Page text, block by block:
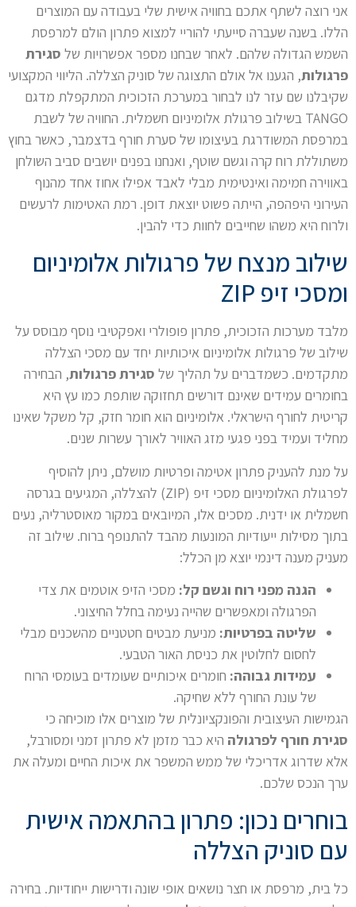
אני רוצה לשתף אתכם בחוויה אישית שלי בעבודה עם המוצרים
הללו. בשנה שעברה סייעתי להוריי למצוא פתרון הולם למרפסת
השמש הגדולה שלהם. לאחר שבחנו מספר אפשרויות של סגירת
פרגולות, הגענו אל אולם התצוגה של סוניק הצללה. הליווי המקצועי
שקיבלנו שם עזר לנו לבחור במערכת הזכוכית המתקפלת מדגם
TANGO בשילוב פרגולת אלומיניום חשמלית. החוויה של לשבת
במרפסת המשודרגת בעיצומו של סערת חורף בדצמבר, כאשר בחוץ
משתוללת רוח קרה וגשם שוטף, ואנחנו בפנים יושבים סביב השולחן
באווירה חמימה ואינטימית מבלי לאבד אפילו אחוז אחד מהנוף
העירוני היפהפה, הייתה פשוט יוצאת דופן. רמת האטימות לרעשים
ולרוח היא משהו שחייבים לחוות כדי להבין.
שילוב מנצח של פרגולות אלומיניום
ומסכי זיפ ZIP
מלבד מערכות הזכוכית, פתרון פופולרי ואפקטיבי נוסף מבוסס על
שילוב של פרגולות אלומיניום איכותיות יחד עם מסכי הצללה
מתקדמים. כשמדברים על תהליך של סגירת פרגולות, הבחירה
בחומרים עמידים שאינם דורשים תחזוקה שותפת כמו עץ היא
קריטית לחורף הישראלי. אלומיניום הוא חומר חזק, קל משקל שאינו
מחליד ועמיד בפני פגעי מזג האוויר לאורך עשרות שנים.
על מנת להעניק פתרון אטימה ופרטיות מושלם, ניתן להוסיף
לפרגולת האלומיניום מסכי זיפ (ZIP) להצללה, המגיעים בגרסה
חשמלית או ידנית. מסכים אלו, המיובאים במקור מאוסטרליה, נעים
בתוך מסילות ייעודיות המונעות מהבד להתנופף ברוח. שילוב זה
מעניק מענה דינמי יוצא מן הכלל:
הגנה מפני רוח וגשם קל: מסכי הזיפ אוטמים את צדי
הפרגולה ומאפשרים שהייה נעימה בחלל החיצוני.
שליטה בפרטיות: מניעת מבטים חטטניים מהשכנים מבלי
לחסום לחלוטין את כניסת האור הטבעי.
עמידות גבוהה: חומרים איכותיים שעומדים בעומסי הרוח
של עונת החורף ללא שחיקה.
הגמישות העיצובית והפונקציונלית של מוצרים אלו מוכיחה כי
סגירת חורף לפרגולה היא כבר מזמן לא פתרון זמני ומסורבל,
אלא שדרוג אדריכלי של ממש המשפר את איכות החיים ומעלה את
ערך הנכס שלכם.
בוחרים נכון: פתרון בהתאמה אישית
עם סוניק הצללה
כל בית, מרפסת או חצר נושאים אופי שונה ודרישות ייחודיות. בחירה